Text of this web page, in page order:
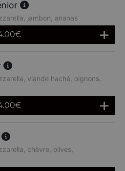
jambon, ananas
€
viande haché, oignons,
€
chèvre, olives,